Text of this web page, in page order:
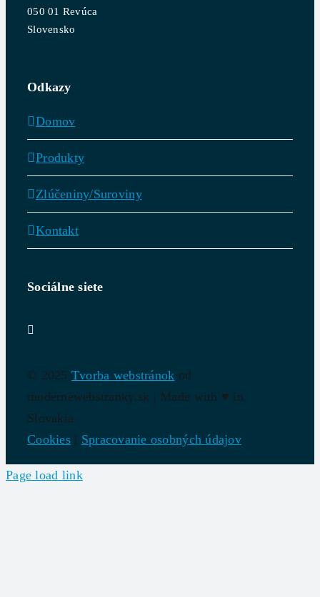
050 01 Revúca
Slovensko
Odkazy
Domov
Produkty
Zlúčeniny/Suroviny
Kontakt
Sociálne siete
© 2025 Tvorba webstránok od
modernewebstranky.sk | Made with ♥ in
Slovakia
Cookies | Spracovanie osobných údajov
Page load link